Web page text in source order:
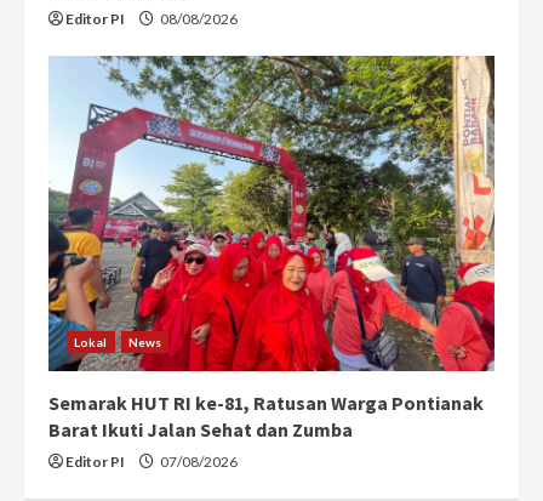
Editor PI 08/08/2026
Lokal News
Semarak HUT RI ke-81, Ratusan Warga Pontianak
Barat Ikuti Jalan Sehat dan Zumba
Editor PI 07/08/2026